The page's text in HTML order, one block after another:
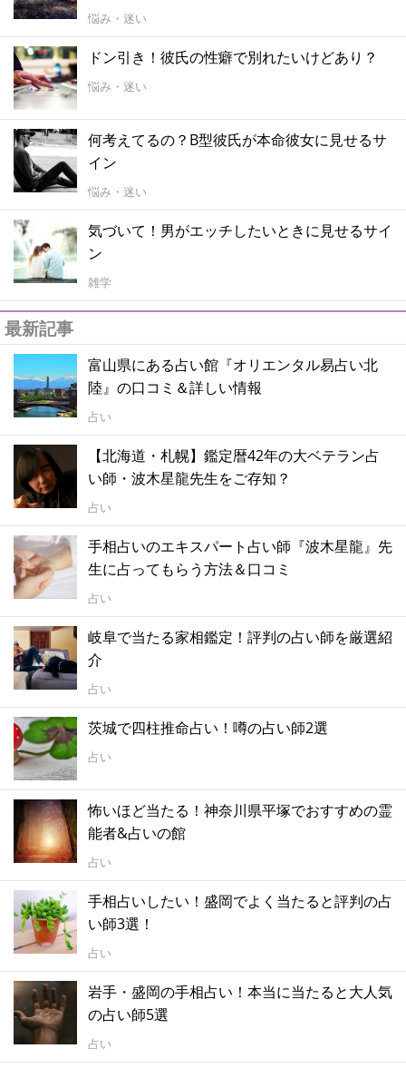
悩み・迷い
ドン引き！彼氏の性癖で別れたいけどあり？
悩み・迷い
何考えてるの？B型彼氏が本命彼女に見せるサ
イン
悩み・迷い
気づいて！男がエッチしたいときに見せるサイ
ン
雑学
最新記事
富山県にある占い館『オリエンタル易占い北
陸』の口コミ＆詳しい情報
占い
【北海道・札幌】鑑定暦42年の大ベテラン占
い師・波木星龍先生をご存知？
占い
手相占いのエキスパート占い師『波木星龍』先
生に占ってもらう方法＆口コミ
占い
岐阜で当たる家相鑑定！評判の占い師を厳選紹
介
占い
茨城で四柱推命占い！噂の占い師2選
占い
怖いほど当たる！神奈川県平塚でおすすめの霊
能者&占いの館
占い
手相占いしたい！盛岡でよく当たると評判の占
い師3選！
占い
岩手・盛岡の手相占い！本当に当たると大人気
の占い師5選
占い